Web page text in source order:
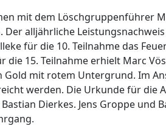
mit dem Löschgruppenführer
alljährliche
für die 10. Teilnahme das
15. Teilnahme erhielt Marc
Gold mit rotem Untergrund. Im
werden. Die Urkunde für die
Dierkes. Jens Groppe und